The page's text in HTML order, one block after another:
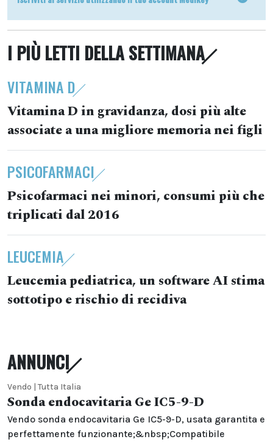
I PIÙ LETTI DELLA SETTIMANA
VITAMINA D
Vitamina D in gravidanza, dosi più alte
associate a una migliore memoria nei figli
PSICOFARMACI
Psicofarmaci nei minori, consumi più che
triplicati dal 2016
LEUCEMIA
Leucemia pediatrica, un software AI stima
sottotipo e rischio di recidiva
ANNUNCI
Vendo | Tutta Italia
Sonda endocavitaria Ge IC5-9-D
Vendo sonda endocavitaria Ge IC5-9-D, usata garantita e
perfettamente funzionante;&nbsp;Compatibile